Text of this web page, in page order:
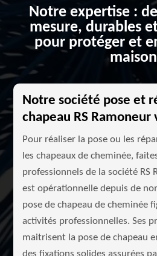
Notre expertise :
mesure, durables
pour protéger et
Notre société pose et
chapeau RS Ramoneur
Pour réaliser la pose ou les
les chapeaux de cheminée,
professionnels de la société RS
est opérationnelle depuis de
pose de chapeau de cheminée
activités professionnelles. Ses
maitrisent la pose de chapeau
des fixations solides assurées